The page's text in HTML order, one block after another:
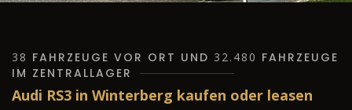
38 FAHRZEUGE VOR ORT UND 32.480 FAHRZEUGE
IM ZENTRALLAGER
Audi RS3 in Winterberg kaufen oder leasen